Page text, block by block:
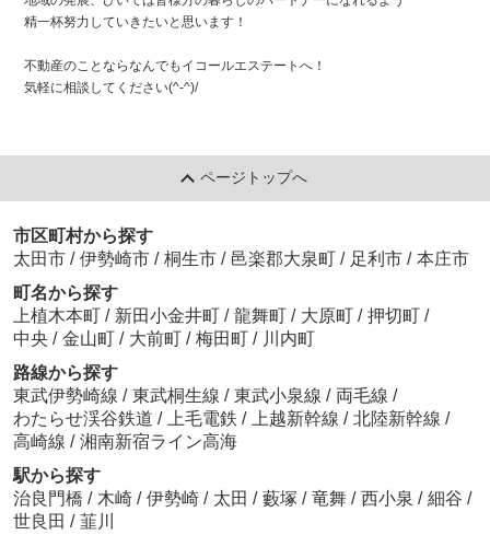
精一杯努力していきたいと思います！
不動産のことならなんでもイコールエステートへ！
気軽に相談してください(^-^)/
ページトップへ
市区町村から探す
太田市 / 伊勢崎市 / 桐生市 / 邑楽郡大泉町 / 足利市 / 本庄市
町名から探す
上植木本町 / 新田小金井町 / 龍舞町 / 大原町 / 押切町 /
中央 / 金山町 / 大前町 / 梅田町 / 川内町
路線から探す
東武伊勢崎線 / 東武桐生線 / 東武小泉線 / 両毛線 /
わたらせ渓谷鉄道 / 上毛電鉄 / 上越新幹線 / 北陸新幹線 /
高崎線 / 湘南新宿ライン高海
駅から探す
治良門橋 / 木崎 / 伊勢崎 / 太田 / 藪塚 / 竜舞 / 西小泉 / 細谷 /
世良田 / 韮川